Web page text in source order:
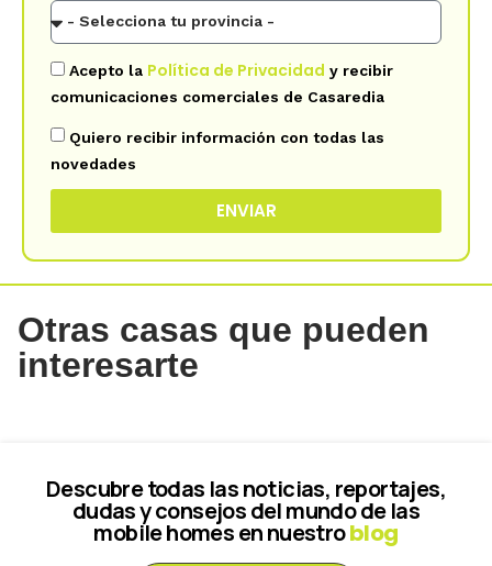
Acepto la Política de Privacidad y recibir
comunicaciones comerciales de Casaredia
Quiero recibir información con todas las
novedades
ENVIAR
Otras casas que pueden
interesarte
Descubre todas las noticias, reportajes,
dudas y consejos del mundo de las
mobile homes en nuestroblog